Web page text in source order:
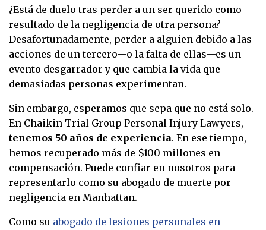
¿Está de duelo tras perder a un ser querido como
resultado de la negligencia de otra persona?
Desafortunadamente, perder a alguien debido a las
acciones de un tercero—o la falta de ellas—es un
evento desgarrador y que cambia la vida que
demasiadas personas experimentan.
Sin embargo, esperamos que sepa que no está solo.
En Chaikin Trial Group Personal Injury Lawyers,
tenemos 50 años de experiencia. En ese tiempo,
hemos recuperado más de $100 millones en
compensación. Puede confiar en nosotros para
representarlo como su abogado de muerte por
negligencia en Manhattan.
Como su abogado de lesiones personales en